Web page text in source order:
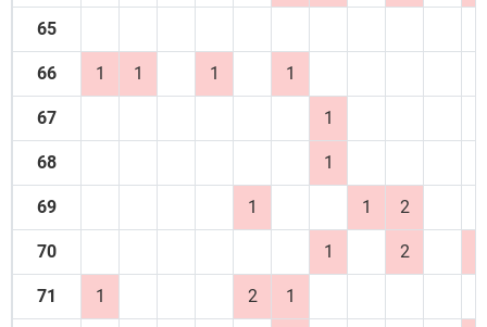
65
66 1 1 1 1
67 1
68 1
69 1 1 2
70 1 2
71 1 2 1